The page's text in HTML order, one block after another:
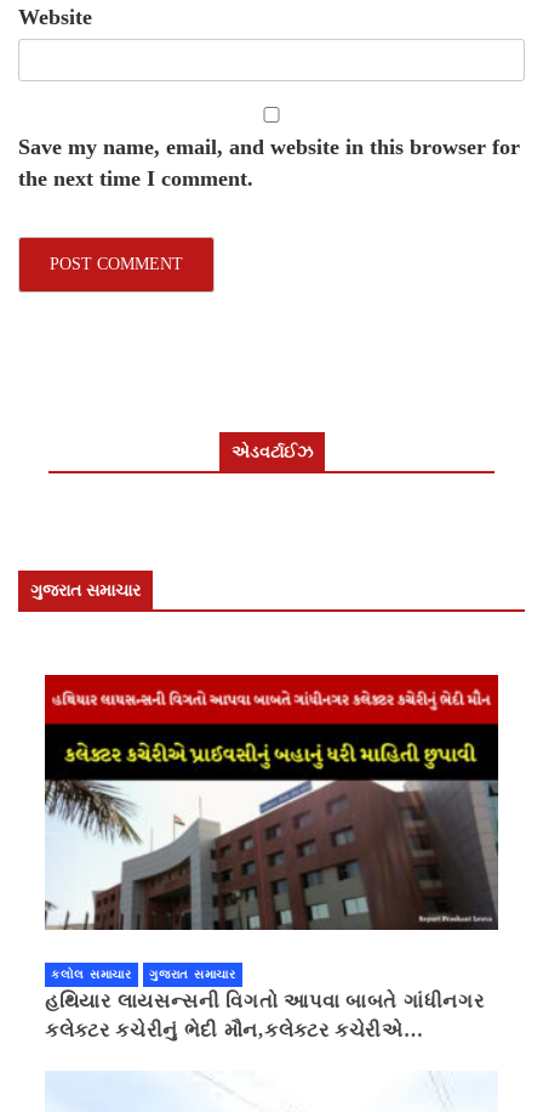
Website
Save my name, email, and website in this browser for
the next time I comment.
એડવર્ટાઈઝ
ગુજરાત સમાચાર
કલોલ સમાચાર ગુજરાત સમાચાર
હથિયાર લાયસન્સની વિગતો આપવા બાબતે ગાંધીનગર
કલેક્ટર કચેરીનું ભેદી મૌન,કલેક્ટર કચેરીએ